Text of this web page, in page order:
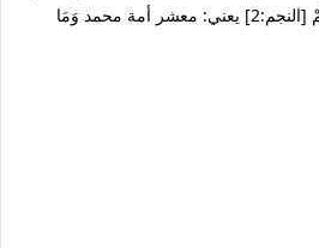
يخاطب الأمة مَا ضَلَّ صَاحِبُكُمْ [النجم:2] يعني: معشر أمة محمد وَمَا